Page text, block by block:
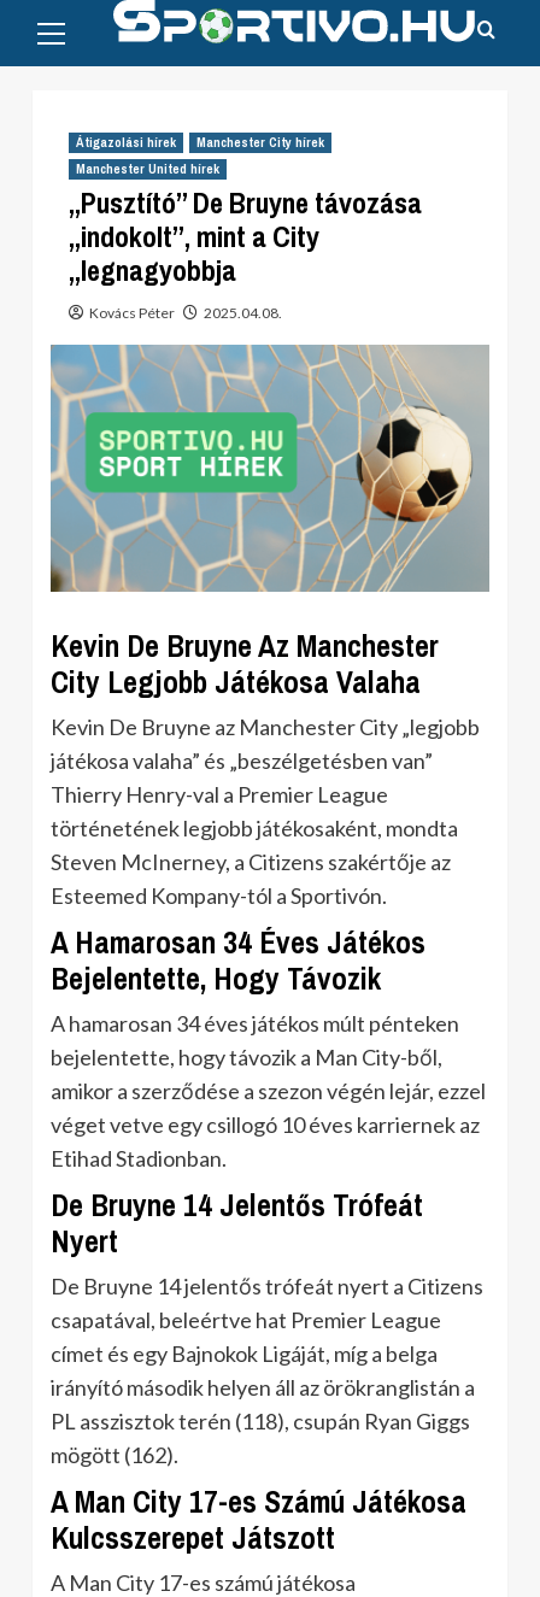
content
Menu
Átigazolási hírek
Manchester City hírek
Manchester United hírek
„Pusztító” De Bruyne távozása
„indokolt”, mint a City
„legnagyobbja
Kovács Péter 2025.04.08.
Kevin De Bruyne Az Manchester
City Legjobb Játékosa Valaha
Kevin De Bruyne az Manchester City „legjobb
játékosa valaha” és „beszélgetésben van”
Thierry Henry-val a Premier League
történetének legjobb játékosaként, mondta
Steven McInerney, a Citizens szakértője az
Esteemed Kompany-tól a Sportivón.
A Hamarosan 34 Éves Játékos
Bejelentette, Hogy Távozik
A hamarosan 34 éves játékos múlt pénteken
bejelentette, hogy távozik a Man City-ből,
amikor a szerződése a szezon végén lejár, ezzel
véget vetve egy csillogó 10 éves karriernek az
Etihad Stadionban.
De Bruyne 14 Jelentős Trófeát
Nyert
De Bruyne 14 jelentős trófeát nyert a Citizens
csapatával, beleértve hat Premier League
címet és egy Bajnokok Ligáját, míg a belga
irányító második helyen áll az örökranglistán a
PL asszisztok terén (118), csupán Ryan Giggs
mögött (162).
A Man City 17-es Számú Játékosa
Kulcsszerepet Játszott
A Man City 17-es számú játékosa